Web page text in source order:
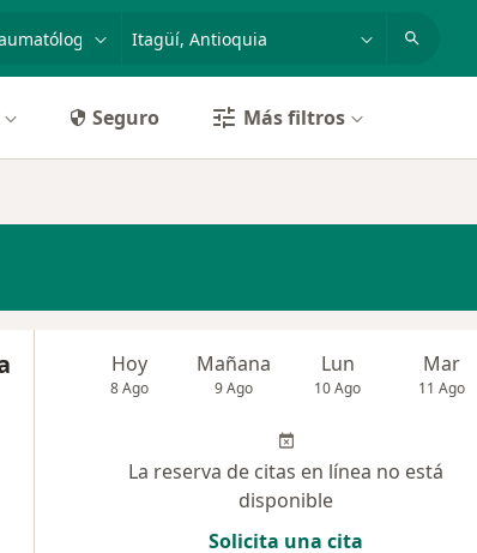
o nombre
p. ej. Bogotá
Seguro Más filtros
Hoy
8 Ago
Mañana
9 Ago
Lun
10 Ago
Mar
11 Ago
La reserva de citas en línea no está
disponible
Solicita una cita